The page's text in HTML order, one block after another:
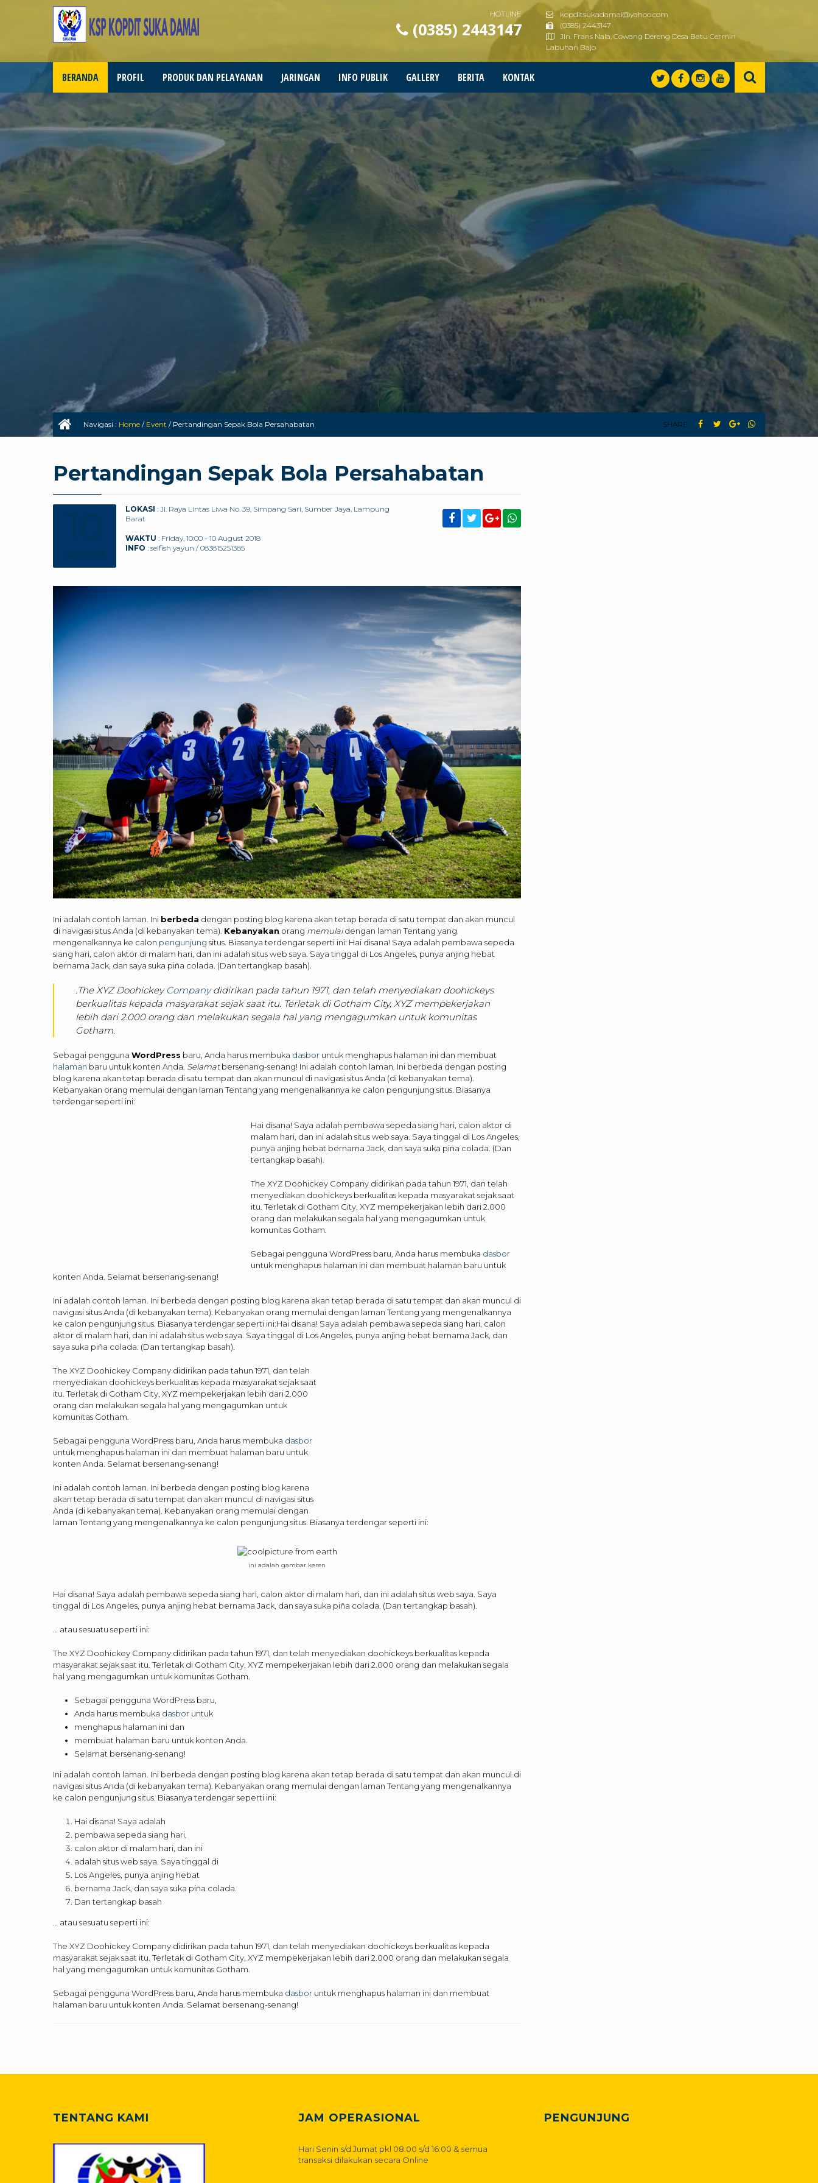
HOTLINE
(0385) 2443147
kopditsukadamai@yahoo.com
(0385) 2443147
Jln. Frans Nala, Cowang Dereng Desa Batu Cermin
Labuhan Bajo
BERANDA PROFIL PRODUK DAN PELAYANAN JARINGAN INFO PUBLIK GALLERY BERITA KONTAK
Navigasi : Home / Event / Pertandingan Sepak Bola Persahabatan SHARE :
Pertandingan Sepak Bola Persahabatan
LOKASI : Jl. Raya Lintas Liwa No. 39, Simpang Sari, Sumber Jaya, Lampung
Barat
WAKTU : Friday, 10:00 - 10 August 2018
INFO : selfish yayun / 083815251385
Ini adalah contoh laman. Ini berbeda dengan posting blog karena akan tetap berada di satu tempat dan akan muncul
di navigasi situs Anda (di kebanyakan tema). Kebanyakan orang memulaidengan laman Tentang yang
mengenalkannya ke calon pengunjung situs. Biasanya terdengar seperti ini: Hai disana! Saya adalah pembawa sepeda
siang hari, calon aktor di malam hari, dan ini adalah situs web saya. Saya tinggal di Los Angeles, punya anjing hebat
bernama Jack, dan saya suka piña colada. (Dan tertangkap basah).
.The XYZ Doohickey Companydidirikan pada tahun 1971, dan telah menyediakan doohickeys
berkualitas kepada masyarakat sejak saat itu. Terletak di Gotham City, XYZ mempekerjakan
lebih dari 2.000 orang dan melakukan segala hal yang mengagumkan untuk komunitas
Gotham.
Sebagai pengguna WordPress baru, Anda harus membuka dasbor untuk menghapus halaman ini dan membuat
halaman baru untuk konten Anda. Selamatbersenang-senang! Ini adalah contoh laman. Ini berbeda dengan posting
blog karena akan tetap berada di satu tempat dan akan muncul di navigasi situs Anda (di kebanyakan tema).
Kebanyakan orang memulai dengan laman Tentang yang mengenalkannya ke calon pengunjung situs. Biasanya
terdengar seperti ini:
Hai disana! Saya adalah pembawa sepeda siang hari, calon aktor di
malam hari, dan ini adalah situs web saya. Saya tinggal di Los Angeles,
punya anjing hebat bernama Jack, dan saya suka piña colada. (Dan
tertangkap basah).
The XYZ Doohickey Company didirikan pada tahun 1971, dan telah
menyediakan doohickeys berkualitas kepada masyarakat sejak saat
itu. Terletak di Gotham City, XYZ mempekerjakan lebih dari 2.000
orang dan melakukan segala hal yang mengagumkan untuk
komunitas Gotham.
Sebagai pengguna WordPress baru, Anda harus membuka dasbor
untuk menghapus halaman ini dan membuat halaman baru untuk
konten Anda. Selamat bersenang-senang!
Ini adalah contoh laman. Ini berbeda dengan posting blog karena akan tetap berada di satu tempat dan akan muncul di
navigasi situs Anda (di kebanyakan tema). Kebanyakan orang memulai dengan laman Tentang yang mengenalkannya
ke calon pengunjung situs. Biasanya terdengar seperti ini:Hai disana! Saya adalah pembawa sepeda siang hari, calon
aktor di malam hari, dan ini adalah situs web saya. Saya tinggal di Los Angeles, punya anjing hebat bernama Jack, dan
saya suka piña colada. (Dan tertangkap basah).
The XYZ Doohickey Company didirikan pada tahun 1971, dan telah
menyediakan doohickeys berkualitas kepada masyarakat sejak saat
itu. Terletak di Gotham City, XYZ mempekerjakan lebih dari 2.000
orang dan melakukan segala hal yang mengagumkan untuk
komunitas Gotham.
Sebagai pengguna WordPress baru, Anda harus membuka dasbor
untuk menghapus halaman ini dan membuat halaman baru untuk
konten Anda. Selamat bersenang-senang!
Ini adalah contoh laman. Ini berbeda dengan posting blog karena
akan tetap berada di satu tempat dan akan muncul di navigasi situs
Anda (di kebanyakan tema). Kebanyakan orang memulai dengan
laman Tentang yang mengenalkannya ke calon pengunjung situs. Biasanya terdengar seperti ini:
ini adalah gambar keren
Hai disana! Saya adalah pembawa sepeda siang hari, calon aktor di malam hari, dan ini adalah situs web saya. Saya
tinggal di Los Angeles, punya anjing hebat bernama Jack, dan saya suka piña colada. (Dan tertangkap basah).
… atau sesuatu seperti ini:
The XYZ Doohickey Company didirikan pada tahun 1971, dan telah menyediakan doohickeys berkualitas kepada
masyarakat sejak saat itu. Terletak di Gotham City, XYZ mempekerjakan lebih dari 2.000 orang dan melakukan segala
hal yang mengagumkan untuk komunitas Gotham.
Sebagai pengguna WordPress baru,
Anda harus membuka dasbor untuk
menghapus halaman ini dan
membuat halaman baru untuk konten Anda.
Selamat bersenang-senang!
Ini adalah contoh laman. Ini berbeda dengan posting blog karena akan tetap berada di satu tempat dan akan muncul di
navigasi situs Anda (di kebanyakan tema). Kebanyakan orang memulai dengan laman Tentang yang mengenalkannya
ke calon pengunjung situs. Biasanya terdengar seperti ini:
Hai disana! Saya adalah
pembawa sepeda siang hari,
calon aktor di malam hari, dan ini
adalah situs web saya. Saya tinggal di
Los Angeles, punya anjing hebat
bernama Jack, dan saya suka piña colada.
Dan tertangkap basah
… atau sesuatu seperti ini:
The XYZ Doohickey Company didirikan pada tahun 1971, dan telah menyediakan doohickeys berkualitas kepada
masyarakat sejak saat itu. Terletak di Gotham City, XYZ mempekerjakan lebih dari 2.000 orang dan melakukan segala
hal yang mengagumkan untuk komunitas Gotham.
Sebagai pengguna WordPress baru, Anda harus membuka dasbor untuk menghapus halaman ini dan membuat
halaman baru untuk konten Anda. Selamat bersenang-senang!
TENTANG KAMI JAM OPERASIONAL
Hari Senin s/d Jumat pkl 08:00 s/d 16:00 & semua
transaksi dilakukan secara Online
PENGUNJUNG